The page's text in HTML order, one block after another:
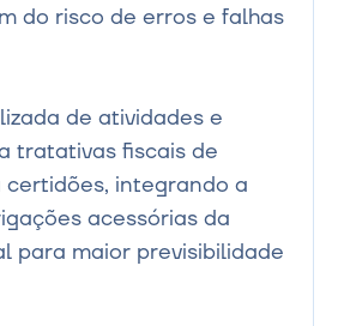
do risco de erros e falhas
de atividades e
tratativas fiscais de
certidões, integrando a
acessórias da
para maior previsibilidade